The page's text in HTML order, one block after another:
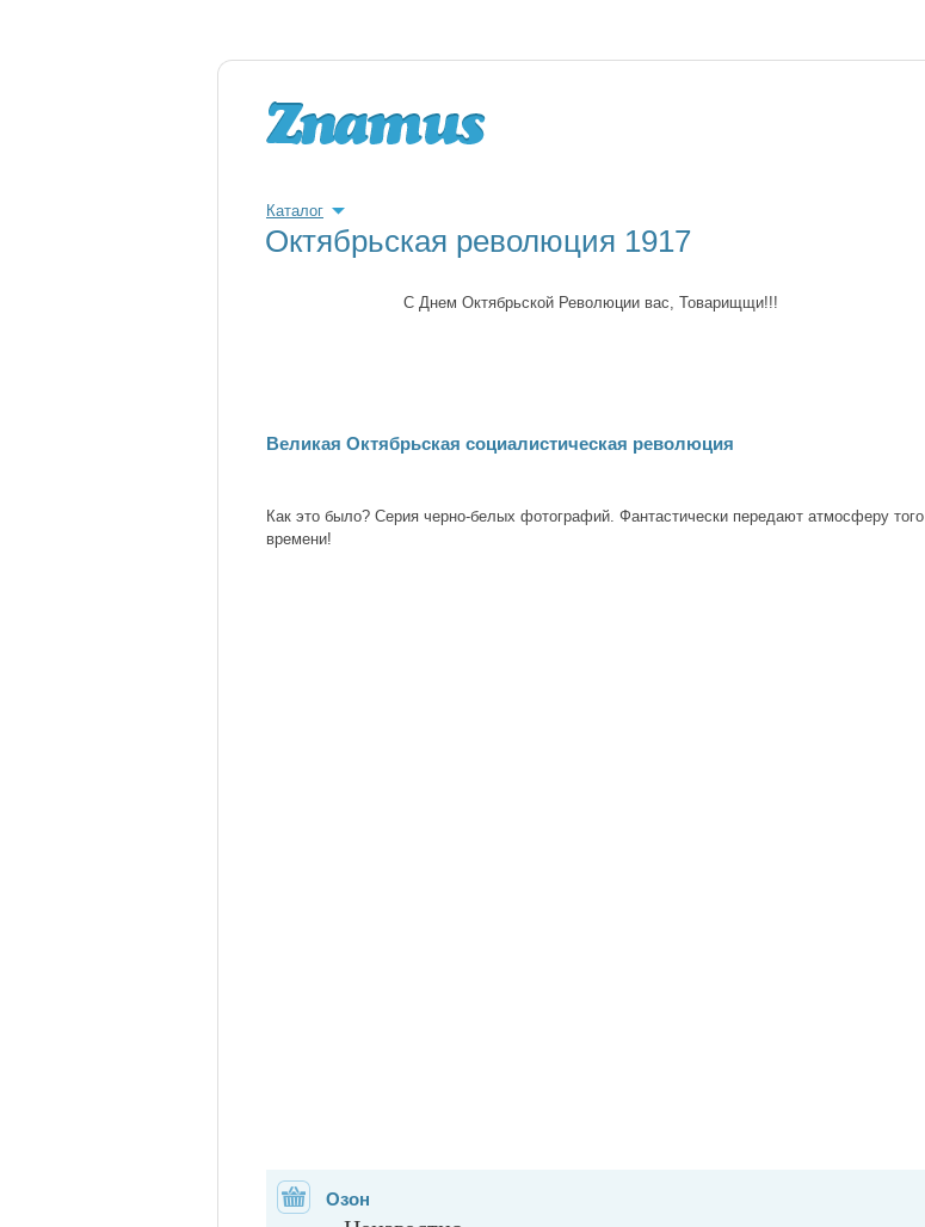
Каталог
Октябрьская революция 1917
C Днем Октябрьской Революции вас, Товарищщи!!!
Великая Октябрьская социалистическая революция
Как это было? Серия черно-белых фотографий. Фантастически передают атмосферу того
времени!
Озон